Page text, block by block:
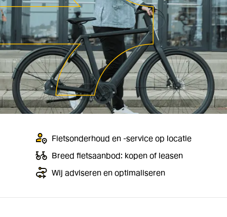
Fietsonderhoud en -service op locatie
Breed fietsaanbod: kopen of leasen
Wij adviseren en optimaliseren